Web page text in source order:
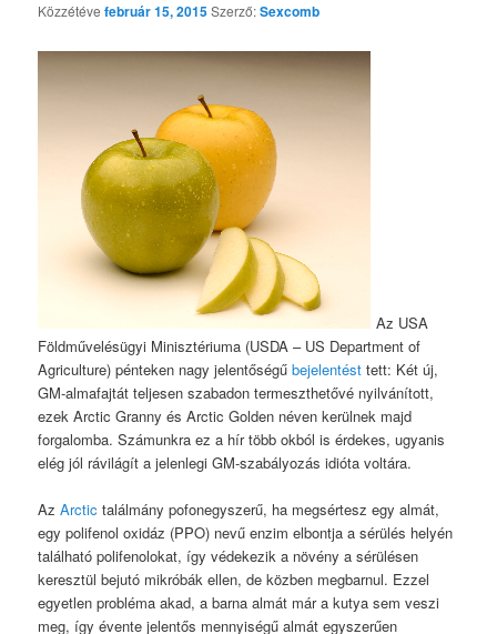
Közzétévefebruár 15, 2015Szerző:Sexcomb
Az USA
Földművelésügyi Minisztériuma (USDA – US Department of
Agriculture) pénteken nagy jelentőségűbejelentést tett: Két új,
GM-almafajtát teljesen szabadon termeszthetővé nyilvánított,
ezek Arctic Granny és Arctic Golden néven kerülnek majd
forgalomba. Számunkra ez a hír több okból is érdekes, ugyanis
elég jól rávilágít a jelenlegi GM-szabályozás idióta voltára.
Az Arctic találmány pofonegyszerű, ha megsértesz egy almát,
egy polifenol oxidáz (PPO) nevű enzim elbontja a sérülés helyén
található polifenolokat, így védekezik a növény a sérülésen
keresztül bejutó mikróbák ellen, de közben megbarnul. Ezzel
egyetlen probléma akad, a barna almát már a kutya sem veszi
meg, így évente jelentős mennyiségű almát egyszerűen